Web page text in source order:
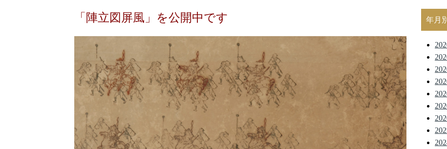
「陣立図屏風」を公開中です 年月別